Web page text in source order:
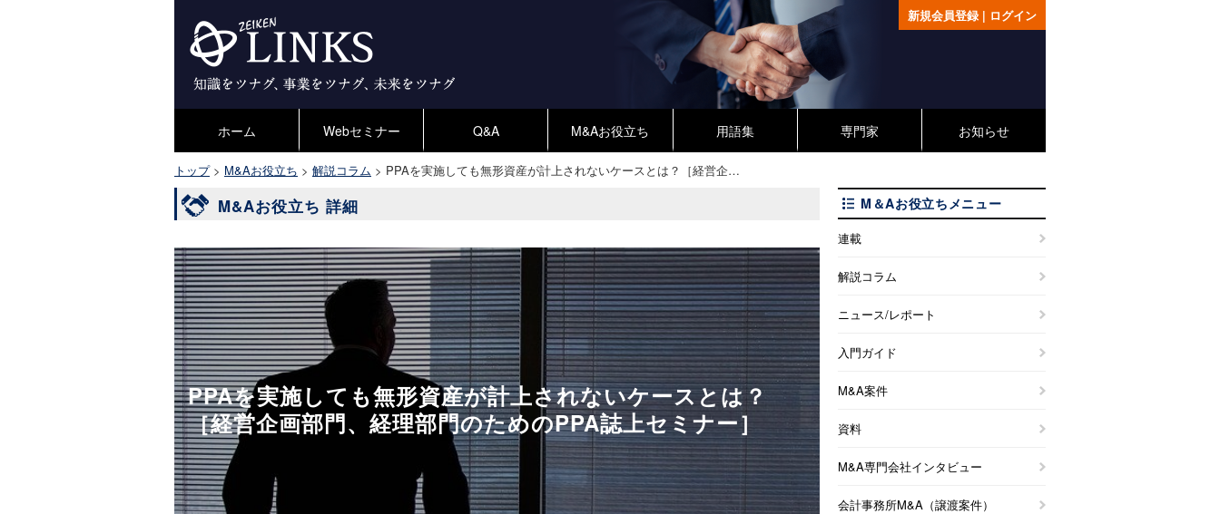
新規会員登録| ログイン
ホーム Webセミナー Q&A M&Aお役立ち 用語集 専門家 お知らせ
トップ> M&Aお役立ち > 解説コラム > PPAを実施しても無形資産が計上されないケースとは？［経営企…
M&Aお役立ち 詳細
PPAを実施しても無形資産が計上されないケースとは？
［経営企画部門、経理部門のためのPPA誌上セミナー］
M＆Aお役立ちメニュー
連載
解説コラム
ニュース/レポート
入門ガイド
M&A案件
資料
M&A専門会社インタビュー
会計事務所M&A（譲渡案件）